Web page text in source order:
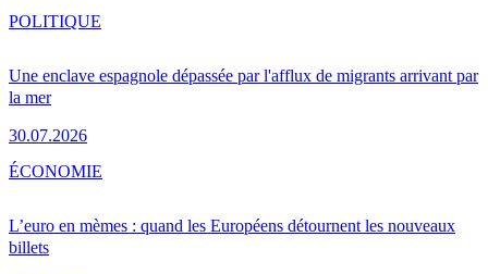
Une enclave espagnole dépassée par l'afflux de migrants arrivant par
la mer
30.07.2026
POLITIQUE
L’euro en mèmes : quand les Européens détournent les nouveaux
billets
ÉCONOMIE